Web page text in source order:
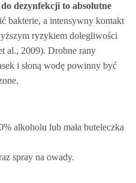
dezynfekcji to absolutne
bakterie, a intensywny kontakt
ryzykiem dolegliwości
al., 2009). Drobne rany
i słoną wodę powinny być
alkoholu lub mała buteleczka
spray na owady.